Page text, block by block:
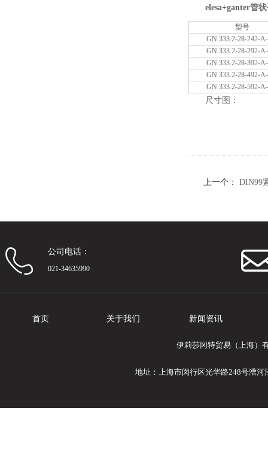
elesa+ganter管
型号
GN 333.2-28-242-
GN 333.2-28-292-
GN 333.2-28-392-
GN 333.2-28-492-
GN 333.2-28-592-
尺寸图：
上一个： DIN99
公司电话：
021-34635990
首页 关于我们 新闻资讯
伊莉莎冈特贸易（上海）
地址：上海市闵行区光华路248号漕